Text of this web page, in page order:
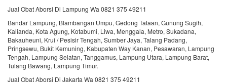
Jual Obat Aborsi Di Lampung Wa 0821 375 49211
Bandar Lampung, Blambangan Umpu, Gedong Tataan, Gunung Sugih,
Kalianda, Kota Agung, Kotabumi, Liwa, Menggala, Metro, Sukadana,
Bakauheuni, Krui / Pesisir Tengah, Sumber Jaya, Talang Padang,
Pringsewu, Bukit Kemuning, Kabupaten Way Kanan, Pesawaran, Lampung
Tengah, Lampung Selatan, Tanggamus, Lampung Utara, Lampung Barat,
Tulang Bawang, Lampung Timur.
Jual Obat Aborsi Di Jakarta Wa 0821 375 49211